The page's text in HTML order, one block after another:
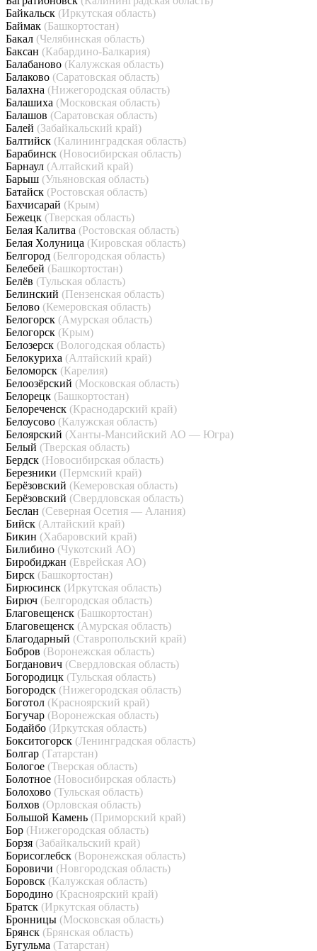
Байкальск (Иркутская область)
Баймак (Башкортостан)
Бакал (Челябинская область)
Баксан (Кабардино-Балкария)
Балабаново (Калужская область)
Балаково (Саратовская область)
Балахна (Нижегородская область)
Балашиха (Московская область)
Балашов (Саратовская область)
Балей (Забайкальский край)
Балтийск (Калининградская область)
Барабинск (Новосибирская область)
Барнаул (Алтайский край)
Барыш (Ульяновская область)
Батайск (Ростовская область)
Бахчисарай (Крым)
Бежецк (Тверская область)
Белая Калитва (Ростовская область)
Белая Холуница (Кировская область)
Белгород (Белгородская область)
Белебей (Башкортостан)
Белёв (Тульская область)
Белинский (Пензенская область)
Белово (Кемеровская область)
Белогорск (Амурская область)
Белогорск (Крым)
Белозерск (Вологодская область)
Белокуриха (Алтайский край)
Беломорск (Карелия)
Белоозёрский (Московская область)
Белорецк (Башкортостан)
Белореченск (Краснодарский край)
Белоусово (Калужская область)
Белоярский (Ханты-Мансийский АО — Югра)
Белый (Тверская область)
Бердск (Новосибирская область)
Березники (Пермский край)
Берёзовский (Кемеровская область)
Берёзовский (Свердловская область)
Беслан (Северная Осетия — Алания)
Бийск (Алтайский край)
Бикин (Хабаровский край)
Билибино (Чукотский АО)
Биробиджан (Еврейская АО)
Бирск (Башкортостан)
Бирюсинск (Иркутская область)
Бирюч (Белгородская область)
Благовещенск (Башкортостан)
Благовещенск (Амурская область)
Благодарный (Ставропольский край)
Бобров (Воронежская область)
Богданович (Свердловская область)
Богородицк (Тульская область)
Богородск (Нижегородская область)
Боготол (Красноярский край)
Богучар (Воронежская область)
Бодайбо (Иркутская область)
Бокситогорск (Ленинградская область)
Болгар (Татарстан)
Бологое (Тверская область)
Болотное (Новосибирская область)
Болохово (Тульская область)
Болхов (Орловская область)
Большой Камень (Приморский край)
Бор (Нижегородская область)
Борзя (Забайкальский край)
Борисоглебск (Воронежская область)
Боровичи (Новгородская область)
Боровск (Калужская область)
Бородино (Красноярский край)
Братск (Иркутская область)
Бронницы (Московская область)
Брянск (Брянская область)
Бугульма (Татарстан)